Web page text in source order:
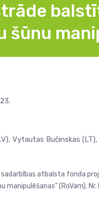
šūnu
Vytautas Bučinskas
atbalsta fonda
(RoVam).